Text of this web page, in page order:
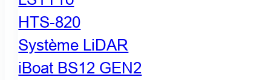
HTS-820
Système LiDAR
iBoat BS12 GEN2